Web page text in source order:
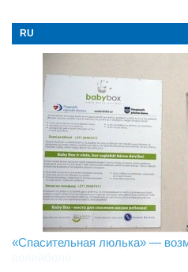
RU
В Даугавпилсе определили
«Спасительная люлька» —
Новое поколение